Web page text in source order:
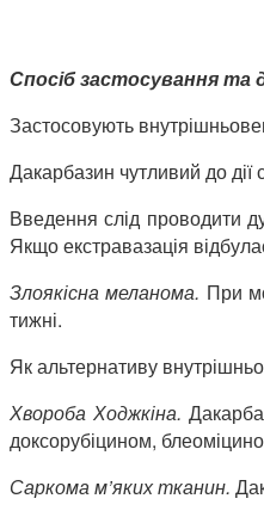
Спосіб застосування та
Застосовують
Дакарбазин чутливий до дії
Введення слід проводити
Якщо екстравазація
Злоякісна меланома. При
тижні.
Як альтернативу
Хвороба Ходжкіна.
доксорубіцином,
Саркома м’яких тканин.